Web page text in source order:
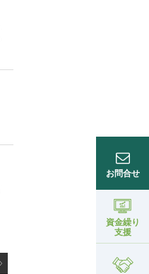
お問合せ
資金繰り
支援